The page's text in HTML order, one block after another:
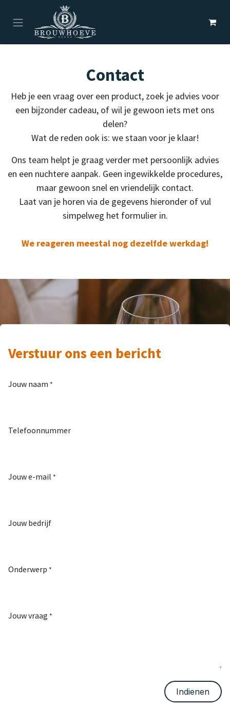
Overslaan naar inhoud
Contact
Heb je een vraag over een product, zoek je advies voor
een bijzonder cadeau, of wil je gewoon iets met ons
delen?
Wat de reden ook is: we staan voor je klaar!
Ons team helpt je graag verder met persoonlijk advies
en een nuchtere aanpak. Geen ingewikkelde procedures,
maar gewoon snel en vriendelijk contact.
Laat van je horen via de gegevens hieronder of vul
simpelweg het formulier in.
We reageren meestal nog dezelfde werkdag!
Verstuur ons een bericht
Jouw naam *
Telefoonnummer
Jouw e-mail *
Jouw bedrijf
Onderwerp *
Jouw vraag *
Indienen